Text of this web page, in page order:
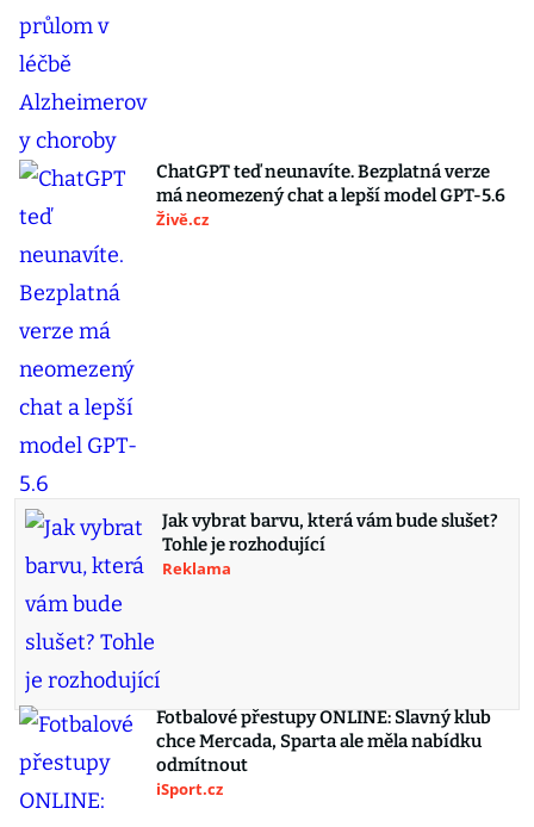
ChatGPT teď neunavíte. Bezplatná verze
má neomezený chat a lepší model GPT-5.6
Živě.cz
Jak vybrat barvu, která vám bude slušet?
Tohle je rozhodující
Reklama
Fotbalové přestupy ONLINE: Slavný klub
chce Mercada, Sparta ale měla nabídku
odmítnout
iSport.cz